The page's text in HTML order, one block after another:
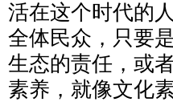
活在这个时代的
全体民众，只要
生态的责任，或
素养，就像文化